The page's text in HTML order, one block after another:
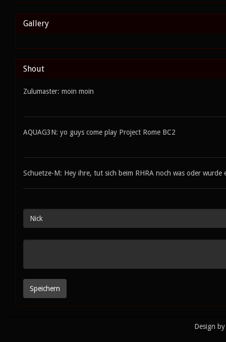
Gallery
Shout
Zulumaster: moin moin
AQUAG3N: yo guys come play Project Rome BC2
Schuetze-M: Hey ihre, tut sich beim RHRA noch was oder wurde
Design